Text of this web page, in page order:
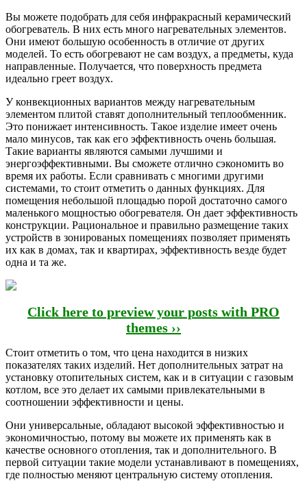
Вы можете подобрать для себя инфракрасный керамический
обогреватель. В них есть много нагревательных элементов.
Они имеют большую особенность в отличие от других
моделей. То есть обогревают не сам воздух, а предметы, куда
направленные. Получается, что поверхность предмета
идеально греет воздух.
У конвекционных вариантов между нагревательным
элементом плитой ставят дополнительный теплообменник.
Это понижает интенсивность. Такое изделие имеет очень
мало минусов, так как его эффективность очень большая.
Такие варианты являются самыми лучшими и
энергоэффективными. Вы сможете отлично сэкономить во
время их работы. Если сравнивать с многими другими
системами, то стоит отметить о данных функциях. Для
помещения небольшой площадью порой достаточно самого
маленького мощностью обогревателя. Он дает эффективность
конструкции. Рациональное и правильно размещение таких
устройств в зонированых помещениях позволяет применять
их как в домах, так и квартирах, эффективность везде будет
одна и та же.
Click here to preview your posts with PRO
themes ››
Стоит отметить о том, что цена находится в низких
показателях таких изделий. Нет дополнительных затрат на
установку отопительных систем, как и в ситуации с газовым
котлом, все это делает их самыми привлекательными в
соотношении эффективности и цены.
Они универсальные, обладают высокой эффективностью и
экономичностью, потому вы можете их применять как в
качестве основного отопления, так и дополнительного. В
первой ситуации такие модели устанавливают в помещениях,
где полностью меняют центральную систему отопления.